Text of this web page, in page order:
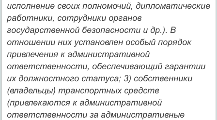
исполнение своих полномочий, дипломатические
работники, сотрудники органов
государственной безопасности и др.). В
отношении них установлен особый порядок
привлечения к административной
ответственности, обеспечивающий гарантии
их должностного статуса; 3) собственники
(владельцы) транспортных средств
(привлекаются к административной
ответственности за административные